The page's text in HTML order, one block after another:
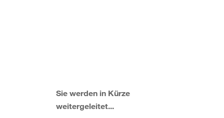
Sie werden in Kürze
weitergeleitet...